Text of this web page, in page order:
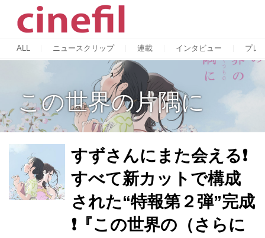
ALL ニュースクリップ 連載 インタビュー プレ
この世界の片隅に
すずさんにまた会える❗️
すべて新カットで構成
された“特報第２弾”完成
❗️『この世界の（さらに